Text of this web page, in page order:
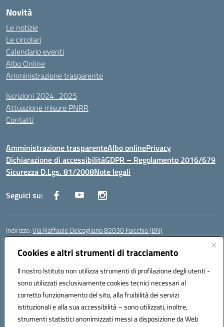
Cookies e altri strumenti di tracciamento
Il nostro Istituto non utilizza strumenti di profilazione degli utenti -
sono utilizzati esclusivamente cookies tecnici necessari al
corretto funzionamento del sito, alla fruibilità dei servizi
istituzionali e alla sua accessibilità – sono utilizzati, inoltre,
strumenti statistici anonimizzati messi a disposizione da Web
Novità
Le notizie
Le circolari
Calendario eventi
Albo Online
Amministrazione trasparente
Iscrizioni 2024_2025
Attuazione misure PNRR
Contatti
Amministrazione trasparenteAlbo onlinePrivacy
Dichiarazione di accessibilitàGDPR – Regolamento 2016/679
Sicurezza D.Lgs. 81/2008Note legali
Seguici su:
Indirizzo:Via Raffaele Delcogliano 82030 Faicchio (BN)
Centralino:
Posta elettronica certificata (PEC):bnis02300v@pec.istruzione.it
Codice fiscale: 90003320620
Codice meccanografico:BNIS02300V
Codice Indice delle Pubbliche Amministrazioni (IPA): istsc_bnis02300v
Codice unico di fatturazione (CUF): UFQEG8